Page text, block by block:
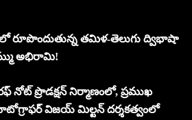
రూపొందుతున్న తమిళ-తెలుగు ద్విభాషా
అభిరామి!
రఫ్ నోట్ ప్రొడక్షన్ నిర్మాణంలో, ప్రముఖ
విజయ్ మిల్టన్ దర్శకత్వంలో